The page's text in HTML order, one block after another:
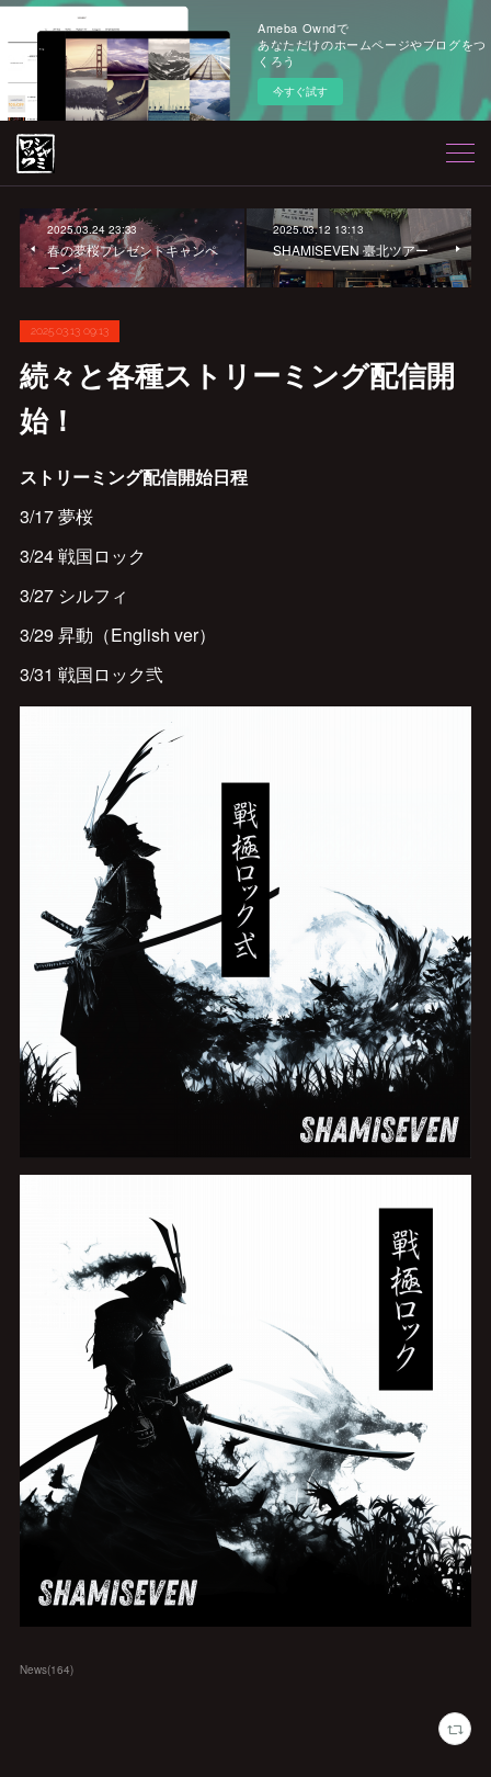
Ameba Owndで
あなただけのホームページやブログをつ
くろう
今すぐ試す
2025.03.24 23:33
春の夢桜プレゼントキャンペ
ーン！
2025.03.12 13:13
SHAMISEVEN 臺北ツアー
2025.03.13 09:13
続々と各種ストリーミング配信開
始！
ストリーミング配信開始日程
3/17 夢桜
3/24 戦国ロック
3/27 シルフィ
3/29 昇動（English ver）
3/31 戦国ロック弐
News(164)